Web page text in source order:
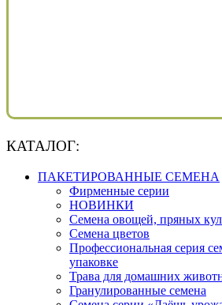
КАТАЛОГ:
ПАКЕТИРОВАННЫЕ СЕМЕНА
Фирменные серии
НОВИНКИ
Семена овощей, пряных
Семена цветов
Профессиональная серия
упаковке
Трава для домашних
Гранулированные семена